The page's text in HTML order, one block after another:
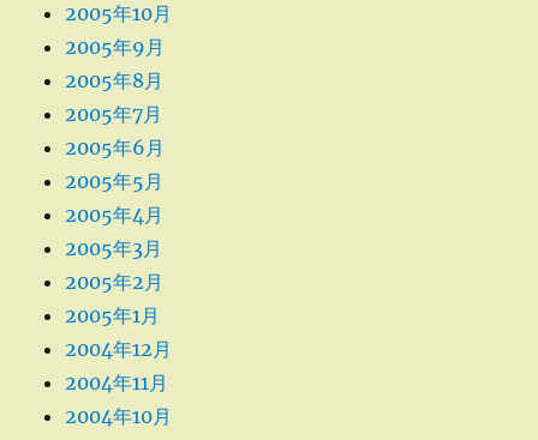
2005年10月
2005年9月
2005年8月
2005年7月
2005年6月
2005年5月
2005年4月
2005年3月
2005年2月
2005年1月
2004年12月
2004年11月
2004年10月